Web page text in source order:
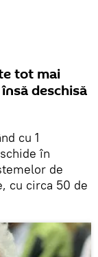
tot mai
deschisă
cu 1
în
de
cu circa 50 de